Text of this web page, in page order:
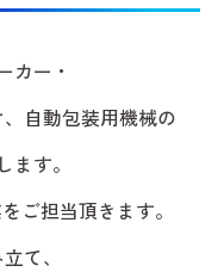
カー・
自動包装用機械の
す。
ご担当頂きます。
て、